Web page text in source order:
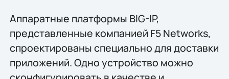
Аппаратные платформы BIG-IP,
представленные компанией F5 Networks,
спроектированы специально для доставки
приложений. Одно устройство можно